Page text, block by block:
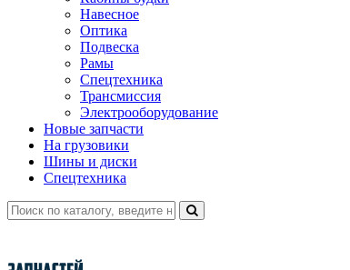
Навесное
Оптика
Подвеска
Рамы
Спецтехника
Трансмиссия
Электрооборудование
Новые запчасти
На грузовики
Шины и диски
Спецтехника